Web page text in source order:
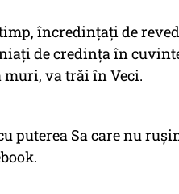
încredințați de
de credința în
muri, va trăi în Veci.
puterea Sa care nu